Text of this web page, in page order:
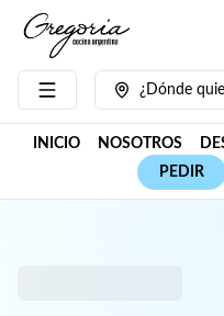
¿Dónde
INICIO NOSOTROS
PEDIR